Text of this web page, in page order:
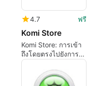
4.7 ฟรี
Komi Store
Komi Store: การเข้า
ถึงโดยตรงไปยังการ
เปิดตัวซอฟต์แวร์แบบ
โอเพนซอร์สสำหรับ
นักพัฒนา